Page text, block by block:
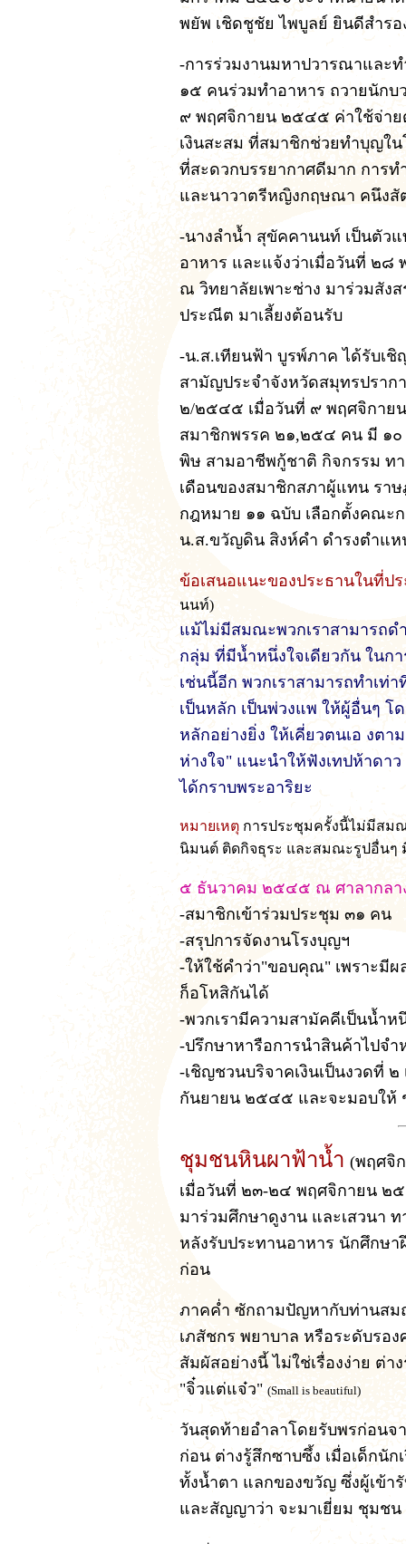
พยัพ เชิดชูชัย ไพบูลย์ ยินดีสำร
-การร่วมงานมหาปวารณาและ
๑๕ คนร่วมทำอาหาร ถวายนักบ
๙ พฤศจิกายน ๒๕๔๕ ค่าใช้จ่าย
เงินสะสม ที่สมาชิกช่วยทำบุญใ
ที่สะดวกบรรยากาศดีมาก การท
และนาวาตรีหญิงกฤษณา คนึงสั
-นางลำน้ำ สุขัคคานนท์ เป็นตัว
อาหาร และแจ้งว่าเมื่อวันที่ ๒
ณ วิทยาลัยเพาะช่าง มาร่วมสัง
ประณีต มาเลี้ยงต้อนรับ
-น.ส.เทียนฟ้า บูรพ์ภาค ได้รับเ
สามัญประจำจังหวัดสมุทรปรา
๒/๒๕๔๕ เมื่อวันที่ ๙ พฤศจิกาย
สมาชิกพรรค ๒๑,๒๕๔ คน มี ๑๐
พิษ สามอาชีพกู้ชาติ กิจกรรม ท
เดือนของสมาชิกสภาผู้แทน รา
กฎหมาย ๑๑ ฉบับ เลือกตั้งคณะ
น.ส.ขวัญดิน สิงห์คำ ดำรงตำแ
ข้อเสนอแนะของประธานในที่ป
นนท์)
แม้ไม่มีสมณะพวกเราสามารถด
กลุ่ม ที่มีน้ำหนึ่งใจเดียวกัน ในก
เช่นนี้อีก พวกเราสามารถทำเท่
เป็นหลัก เป็นพ่วงแพ ให้ผู้อื่นๆ โ
หลักอย่างยิ่ง ให้เคี่ยวตนเอ งต
ห่างใจ" แนะนำให้ฟังเทปห้าดา
ได้กราบพระอาริยะ
หมายเหตุ การประชุมครั้งนี้ไม่มีสม
นิมนต์ ติดกิจธุระ และสมณะรูปอื่นๆ
๕ ธันวาคม ๒๕๔๕ ณ ศาลากลา
-สมาชิกเข้าร่วมประชุม ๓๑ คน
-สรุปการจัดงานโรงบุญฯ
-ให้ใช้คำว่า"ขอบคุณ" เพราะมี
ก็อโหสิกันได้
-พวกเรามีความสามัคคีเป็นน้ำห
-ปรึกษาหารือการนำสินค้าไปจ
-เชิญชวนบริจาคเงินเป็นงวดที่ ๒
กันยายน ๒๕๔๕ และจะมอบให้
ชุมชนหินผาฟ้าน้ำ (พฤศจิ
เมื่อวันที่ ๒๓-๒๔ พฤศจิกายน
มาร่วมศึกษาดูงาน และเสวนา
หลังรับประทานอาหาร นักศึกษ
ก่อน
ภาคค่ำ ซักถามปัญหากับท่านสม
เภสัชกร พยาบาล หรือระดับรอ
สัมผัสอย่างนี้ ไม่ใช่เรื่องง่าย ต่
"จิ๋วแต่แจ๋ว" (Small is beautiful)
วันสุดท้ายอำลาโดยรับพรก่อน
ก่อน ต่างรู้สึกซาบซึ้ง เมื่อเด็กนัก
ทั้งน้ำตา แลกของขวัญ ซึ่งผู้เข้า
และสัญญาว่า จะมาเยี่ยม ชุมช